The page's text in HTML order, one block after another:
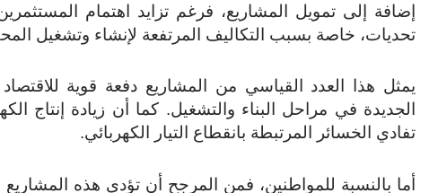
إضافة إلى تمويل المشاريع، فرغم تزايد اهتمام
تحديات، خاصة بسبب التكاليف المرتفعة لإنشاء وتشغيل
يمثل هذا العدد القياسي من المشاريع دفعة قوية
الجديدة في مراحل البناء والتشغيل. كما أن زيادة إنتاج
تفادي الخسائر المرتبطة بانقطاع التيار الكهربائي.
أما بالنسبة للمواطنين، فمن المرجح أن تؤدي هذه